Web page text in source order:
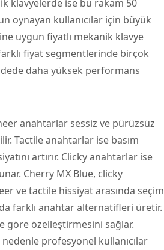
klavyelerde ise bu rakam 50
oynayan kullanıcılar için büyük
uygun fiyatlı mekanik klavye
fiyat segmentlerinde birçok
daha yüksek performans
anahtarlar sessiz ve pürüzsüz
Tactile anahtarlar ise basım
artırır. Clicky anahtarlar ise
Cherry MX Blue, clicky
ve tactile hissiyat arasında seçim
farklı anahtar alternatifleri üretir.
göre özelleştirmesini sağlar.
profesyonel kullanıcılar